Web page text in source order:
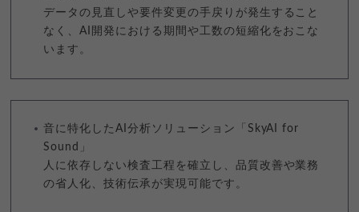
データの見直しや要件変更の手戻りが発生すること
なく、AI開発における期間や工数の短縮化をおこな
います。
音に特化したAI分析ソリューション「SkyAI for
Sound」
人に依存しない検査工程を確立し、品質改善や業務
の省人化、技術伝承が実現可能です。